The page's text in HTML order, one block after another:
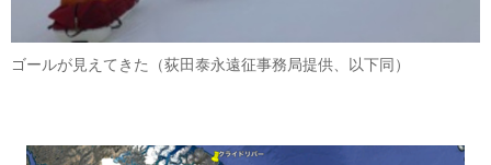
ゴールが見えてきた（荻田泰永遠征事務局提供、以下同）